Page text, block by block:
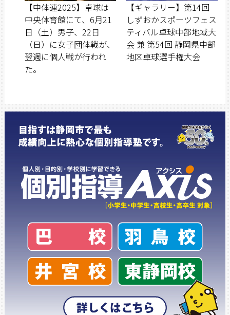
【中体連2025】卓球は
中央体育館にて、6月21
日（土）男子、22日
（日）に女子団体戦が、
翌週に個人戦が行われ
た。
【ギャラリー】第14回
しずおかスポーツフェス
ティバル卓球中部地域大
会 兼 第54回 静岡県中部
地区卓球選手権大会